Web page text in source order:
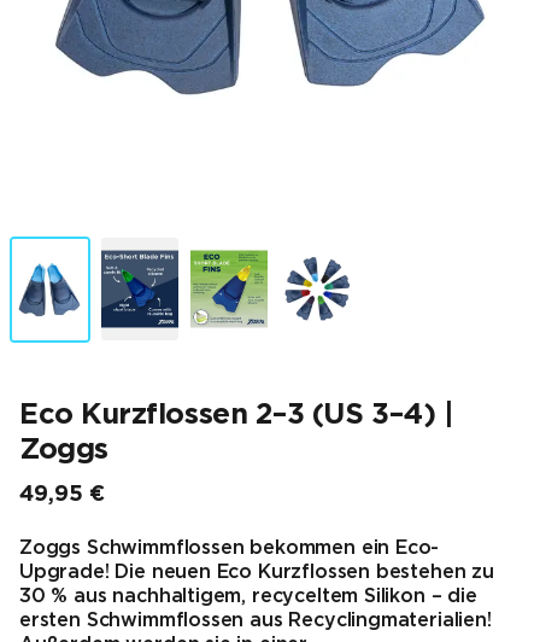
Eco Kurzflossen 2–3 (US 3–4) |
Zoggs
49,95 €
Endpreis
Zoggs Schwimmflossen bekommen ein Eco-
Upgrade! Die neuen Eco Kurzflossen bestehen zu
30 % aus nachhaltigem, recyceltem Silikon – die
ersten Schwimmflossen aus Recyclingmaterialien!